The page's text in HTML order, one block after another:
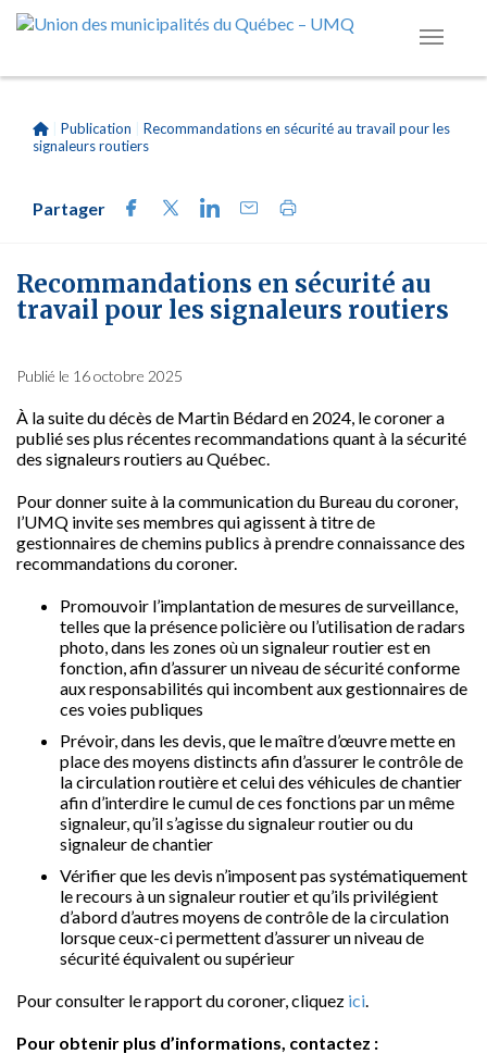
Publication
Recommandations en sécurité au travail pour les
signaleurs routiers
Partager
Recommandations en sécurité au
travail pour les signaleurs routiers
Publié le 16 octobre 2025
À la suite du décès de Martin Bédard en 2024, le coroner a
publié ses plus récentes recommandations quant à la sécurité
des signaleurs routiers au Québec.
Pour donner suite à la communication du Bureau du coroner,
l’UMQ invite ses membres qui agissent à titre de
gestionnaires de chemins publics à prendre connaissance des
recommandations du coroner.
Promouvoir l’implantation de mesures de surveillance,
telles que la présence policière ou l’utilisation de radars
photo, dans les zones où un signaleur routier est en
fonction, afin d’assurer un niveau de sécurité conforme
aux responsabilités qui incombent aux gestionnaires de
ces voies publiques
Prévoir, dans les devis, que le maître d’œuvre mette en
place des moyens distincts afin d’assurer le contrôle de
la circulation routière et celui des véhicules de chantier
afin d’interdire le cumul de ces fonctions par un même
signaleur, qu’il s’agisse du signaleur routier ou du
signaleur de chantier
Vérifier que les devis n’imposent pas systématiquement
le recours à un signaleur routier et qu’ils privilégient
d’abord d’autres moyens de contrôle de la circulation
lorsque ceux-ci permettent d’assurer un niveau de
sécurité équivalent ou supérieur
Pour consulter le rapport du coroner,cliquez ici.
Pour obtenir plus d’informations, contactez :